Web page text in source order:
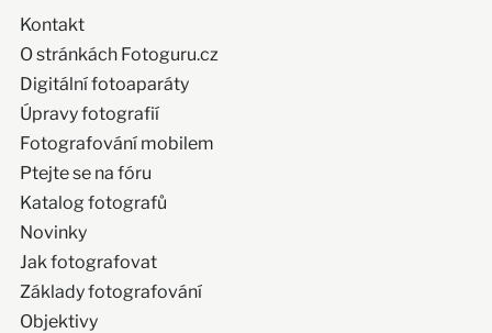
Kontakt
O stránkách Fotoguru.cz
Digitální fotoaparáty
Úpravy fotografií
Fotografování mobilem
Ptejte se na fóru
Katalog fotografů
Novinky
Jak fotografovat
Základy fotografování
Objektivy